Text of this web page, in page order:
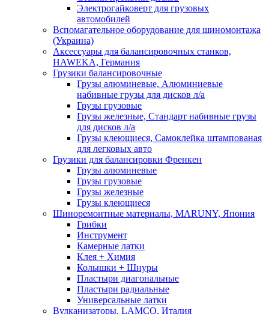
Электрогайковерт для грузовых
автомобилей
Вспомагательное оборудование для шиномонтажа
(Украина)
Аксессуары для балансировочных станков,
HAWEKA, Германия
Грузики балансировочные
Грузы алюминевые, Алюминиевые
набивные грузы для дисков л/а
Грузы грузовые
Грузы железные, Cтандарт набивные грузы
для дисков л/а
Грузы клеющиеся, Самоклейка штампованая
для легковых авто
Грузики для балансировки Френкен
Грузы алюминевые
Грузы грузовые
Грузы железные
Грузы клеющиеся
Шиноремонтные материалы, MARUNY, Япония
Грибки
Инструмент
Камерные латки
Клея + Химия
Колышки + Шнуры
Пластыри диагональные
Пластыри радиальные
Универсальные латки
Вулканизаторы, LAMCO, Италия